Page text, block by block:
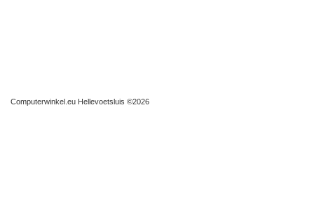
Computerwinkel.eu Hellevoetsluis ©2026